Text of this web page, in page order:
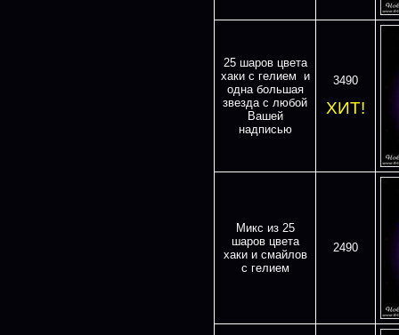
25 шаров цвета
хаки с гелием и
одна большая
звезда с любой
Вашей
надписью
3490
ХИТ!
Микс из 25
шаров цвета
хаки и смайлов
с гелием
2490